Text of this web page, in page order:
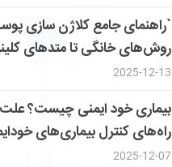
`راهنمای جامع کلاژن سازی
روش‌های خانگی تا متدهای
2025-12-13
بیماری خود ایمنی چیست؟
راه‌های کنترل بیماری‌های
2025-12-07